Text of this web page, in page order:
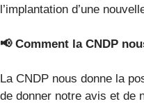
l’implantation d’une
📢 Comment la CNDP
La CNDP nous donne la
de donner notre avis et de